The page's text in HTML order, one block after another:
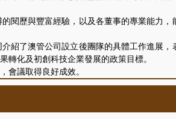
歷與豐富經驗，以及各董事的專業能力，
了澳管公司設立後團隊的具體工作進展，
轉化及初創科技企業發展的政策目標。
議取得良好成效。